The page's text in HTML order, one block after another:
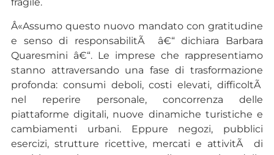
Â«Assumo questo nuovo mandato con gratitudine
e senso di responsabilitÃ â€“ dichiara Barbara
Quaresmini â€“. Le imprese che rappresentiamo
stanno attraversando una fase di trasformazione
profonda: consumi deboli, costi elevati, difficoltÃ
nel reperire personale, concorrenza delle
piattaforme digitali, nuove dinamiche turistiche e
cambiamenti urbani. Eppure negozi, pubblici
esercizi, strutture ricettive, mercati e attivitÃ di